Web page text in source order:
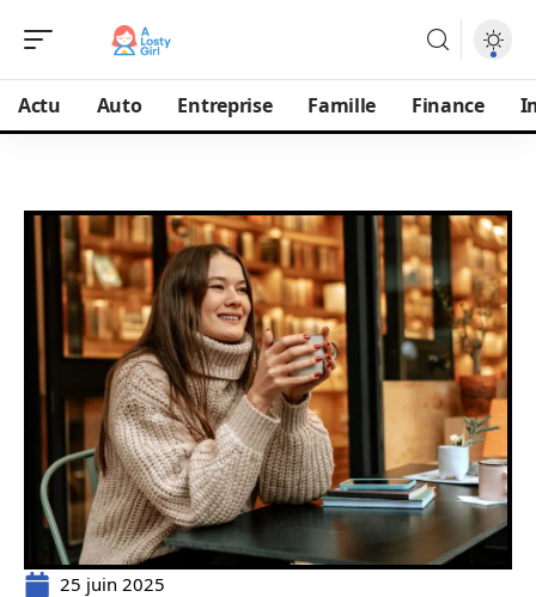
Actu Auto Entreprise Famille Finance
25 juin 2025